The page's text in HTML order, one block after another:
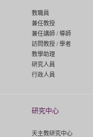
教職員
兼任教授
兼任講師 / 導師
訪問教授 / 學者
教學助理
研究人員
行政人員
研究中心
天主教研究中心